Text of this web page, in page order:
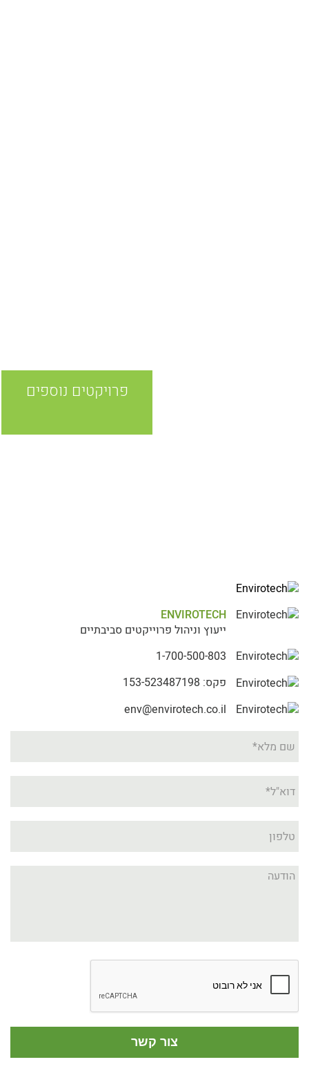
פרויקטים נוספים
ENVIROTECH
ייעוץ וניהול פרוייקטים סביבתיים
1-700-500-803
פקס: 153-523487198
env@envirotech.co.il
צור קשר